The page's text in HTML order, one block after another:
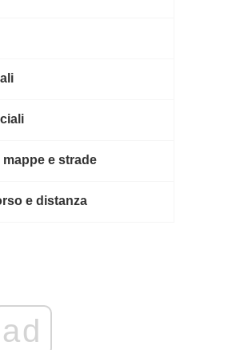
mappe e strade
e distanza
ad